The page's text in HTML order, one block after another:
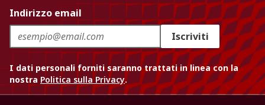
Indirizzo email
Iscriviti
I dati personali forniti saranno trattati in linea con la
nostra Politica sulla Privacy.